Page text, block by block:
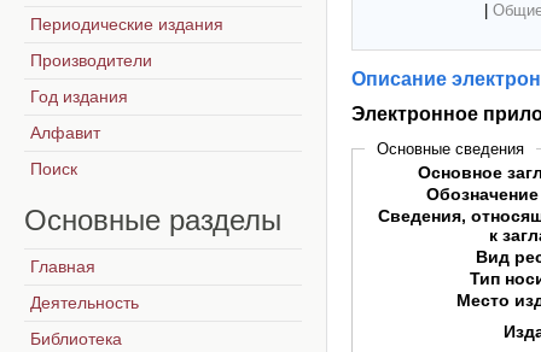
Описание
Электронное
Основные сведения
Основное
Сведения,
к
Вид
Тип
Место
Периодические издания
Производители
Год издания
Алфавит
Поиск
Основные разделы
Главная
Деятельность
Библиотека